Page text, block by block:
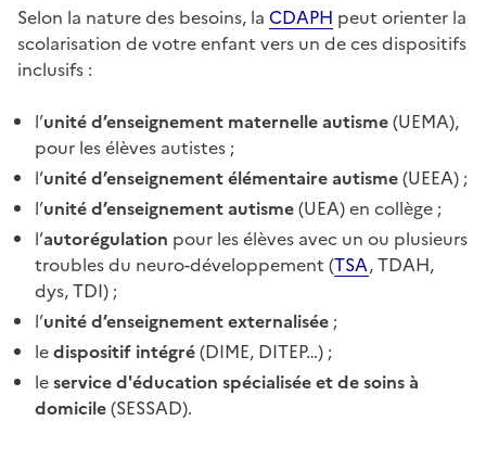
Selon la nature des besoins, la CDAPH peut orienter la
scolarisation de votre enfant vers un de ces dispositifs
inclusifs :
l’unité d’enseignement maternelle autisme(UEMA),
pour les élèves autistes ;
l’unité d’enseignement élémentaire autisme(UEEA) ;
l’unité d’enseignement autisme(UEA) en collège ;
l’autorégulation pour les élèves avec un ou plusieurs
troubles du neuro-développement (TSA, TDAH,
dys, TDI) ;
l’unité d’enseignement externalisée ;
ledispositif intégré(DIME, DITEP…) ;
leservice d'éducation spécialisée et de soins à
domicile(SESSAD).